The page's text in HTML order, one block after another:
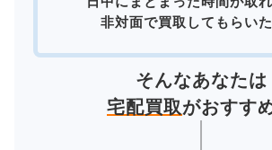
非対面で買取してもらいた
そんなあなたは
宅配買取がおすす